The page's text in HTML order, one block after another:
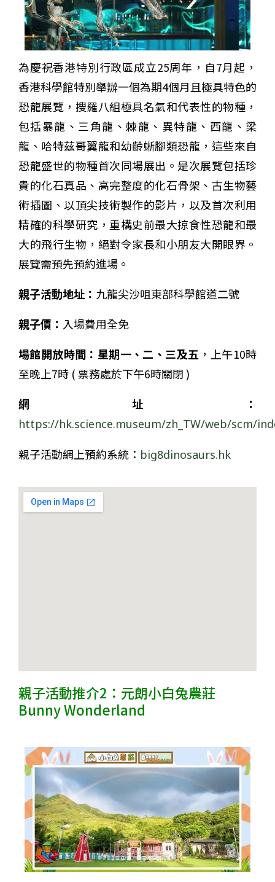
為慶祝香港特別行政區成立25周年，自7月起，
香港科學館特別舉辦一個為期4個月且極具特色的
恐龍展覽，搜羅八組極具名氣和代表性的物種，
包括暴龍、三角龍、棘龍、異特龍、西龍、梁
龍、哈特茲哥翼龍和幼齡蜥腳類恐龍，這些來自
恐龍盛世的物種首次同場展出。是次展覽包括珍
貴的化石真品、高完整度的化石骨架、古生物藝
術插圖、以頂尖技術製作的影片，以及首次利用
精確的科學研究，重構史前最大掠食性恐龍和最
大的飛行生物，絕對令家長和小朋友大開眼界。
展覽需預先預約進場。
親子活動地址： 九龍尖沙咀東部科學館道二號
親子價： 入場費用全免
場館開放時間： 星期一、二、三及五 ，上午10時
至晚上7時 ( 票務處於下午6時關閉 )
網址
：
https://hk.science.museum/zh_TW/web/scm/
親子活動網上預約系統： big8dinosaurs.hk
親子活動推介2：元朗小白兔農莊
Bunny Wonderland